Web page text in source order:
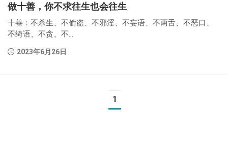
做十善，你不求往生也会往生
十善：不杀生、不偷盗、不邪淫、不妄语、不两舌、不恶口、
不绮语、不贪、不...
2023年6月26日
1